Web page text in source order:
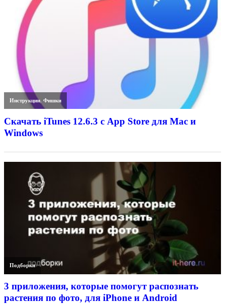
Инструкции,Фишки
Скачать iTunes 12.6.3 с App Store для Mac и
Windows
Подборки
3 приложения, которые помогут распознать
растения по фото, для iPhone и Android